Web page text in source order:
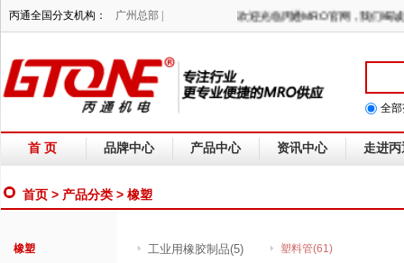
丙通全国分支机构： 广州总部 | 欢迎光临丙通MRO官网，我们
全
首 页 品牌中心 产品中心 资讯中心 走进丙
首页 > 产品分类 > 橡塑
橡塑 工业用橡胶制品(5) 塑料管(61)